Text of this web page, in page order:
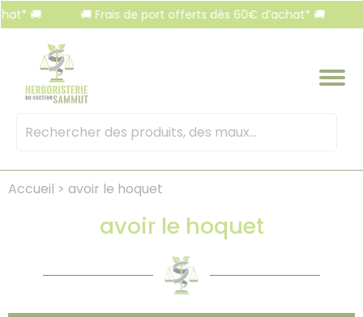
🚚 🚚 Frais de port offerts dès 60€ d’achat* 🚚
Mots
Accueil > avoir le hoquet
avoir le hoquet
Panneau de gestion des cookies